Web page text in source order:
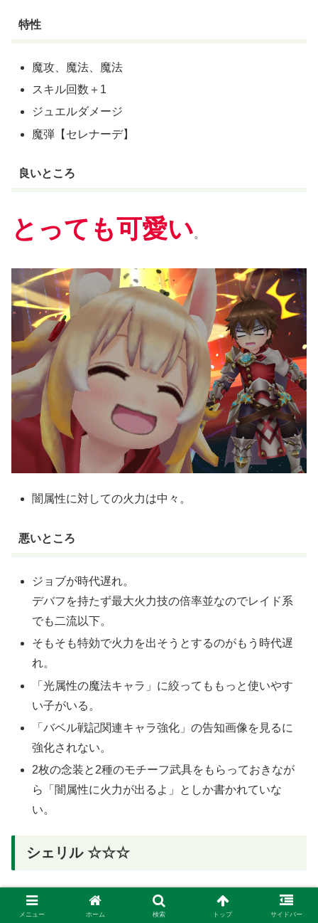
特性
魔攻、魔法、魔法
スキル回数＋1
ジュエルダメージ
魔弾【セレナーデ】
良いところ
とっても可愛い。
闇属性に対しての火力は中々。
悪いところ
ジョブが時代遅れ。
デバフを持たず最大火力技の倍率並なのでレイド系
でも二流以下。
そもそも特効で火力を出そうとするのがもう時代遅
れ。
「光属性の魔法キャラ」に絞ってももっと使いやす
い子がいる。
「バベル戦記関連キャラ強化」の告知画像を見るに
強化されない。
2枚の念装と2種のモチーフ武具をもらっておきなが
ら「闇属性に火力が出るよ」としか書かれていな
い。
シェリル ☆☆☆
メニュー ホーム 検索 トップ サイドバー